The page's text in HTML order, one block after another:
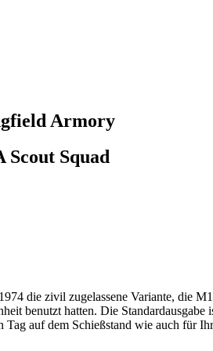
Armory
Scout Squad
die zivil zugelassene Variante, die
benutzt hatten. Die
auf dem Schießstand wie auch für